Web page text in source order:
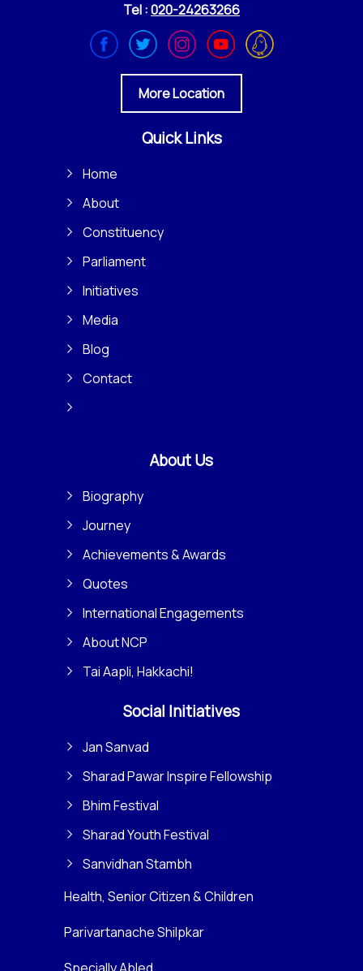
Tel :020-24263266
More Location
Quick Links
Home
About
Constituency
Parliament
Initiatives
Media
Blog
Contact
About Us
Biography
Journey
Achievements & Awards
Quotes
International Engagements
About NCP
Tai Aapli, Hakkachi!
Social Initiatives
Jan Sanvad
Sharad Pawar Inspire Fellowship
Bhim Festival
Sharad Youth Festival
Sanvidhan Stambh
Health, Senior Citizen & Children
Parivartanache Shilpkar